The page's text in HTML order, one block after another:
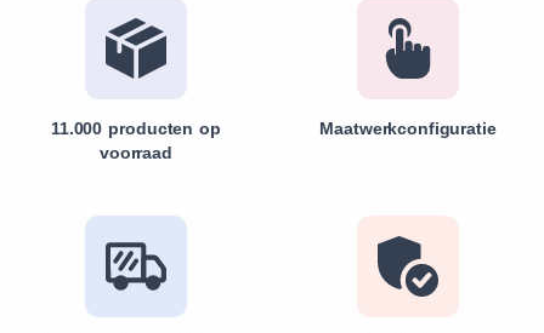
11.000 producten op
voorraad
Maatwerkconfiguratie